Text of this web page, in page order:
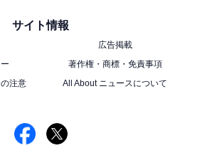
サイト情報
広告掲載
著作権・商標・免責事項
注意
All About ニュースについて